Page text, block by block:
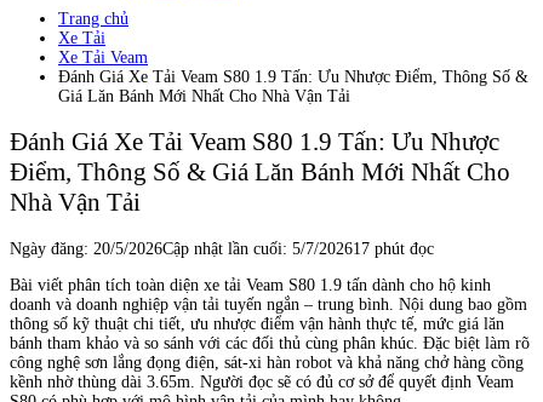
Trang chủ
Xe Tải
Xe Tải Veam
Đánh Giá Xe Tải Veam S80 1.9 Tấn: Ưu Nhược Điểm, Thông Số &
Giá Lăn Bánh Mới Nhất Cho Nhà Vận Tải
Đánh Giá Xe Tải Veam S80 1.9 Tấn: Ưu Nhược
Điểm, Thông Số & Giá Lăn Bánh Mới Nhất Cho
Nhà Vận Tải
Ngày đăng: 20/5/2026Cập nhật lần cuối: 5/7/202617 phút đọc
Bài viết phân tích toàn diện xe tải Veam S80 1.9 tấn dành cho hộ kinh
doanh và doanh nghiệp vận tải tuyến ngắn – trung bình. Nội dung bao gồm
thông số kỹ thuật chi tiết, ưu nhược điểm vận hành thực tế, mức giá lăn
bánh tham khảo và so sánh với các đối thủ cùng phân khúc. Đặc biệt làm rõ
công nghệ sơn lắng đọng điện, sát-xi hàn robot và khả năng chở hàng cồng
kềnh nhờ thùng dài 3.65m. Người đọc sẽ có đủ cơ sở để quyết định Veam